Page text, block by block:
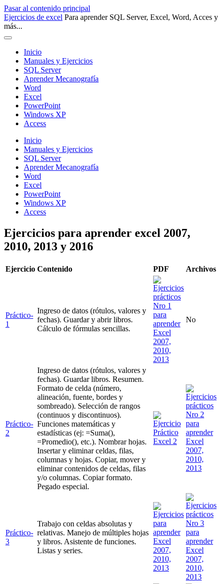
Pasar al contenido principal
Ejercicios de excel Para aprender SQL Server, Excel, Word, Acces y
más...
Inicio
Manuales y Ejercicios
SQL Server
Aprender Mecanografía
Word
Excel
PowerPoint
Windows XP
Access
Inicio
Manuales y Ejercicios
SQL Server
Aprender Mecanografía
Word
Excel
PowerPoint
Windows XP
Access
Ejercicios para aprender excel 2007,
2010, 2013 y 2016
Ejercicio Contenido PDF Archivos
Práctico-
1
Ingreso de datos (rótulos, valores y
fechas). Guardar y abrir libros.
Cálculo de fórmulas sencillas.
No
Práctico-
2
Ingreso de datos (rótulos, valores y
fechas). Guardar libros. Resumen.
Formato de celda (número,
alineación, fuente, bordes y
sombreado). Selección de rangos
(continuos y discontinuos).
Funciones matemáticas y
estadísticas (ej: =Suma(),
=Promedio(), etc.). Nombrar hojas.
Insertar y eliminar celdas, filas,
columnas y hojas. Copiar, mover y
eliminar contenidos de celdas, filas
y/o columnas. Copiar formato.
Pegado especial.
Práctico-
3
Trabajo con celdas absolutas y
relativas. Manejo de múltiples hojas
y libros. Asistente de funciones.
Listas y series.